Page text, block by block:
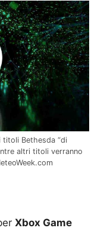
titoli Bethesda “di
altri titoli verranno
Xbox Game